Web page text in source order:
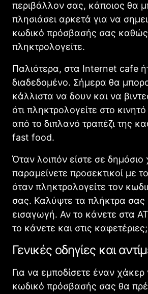
περιβάλλον σας, κάποιος θα
πλησιάσει αρκετά για να
κωδικό πρόσβασής σας καθώς
πληκτρολογείτε.
Παλιότερα, στα Internet cafe
διαδεδομένο. Σήμερα θα
κάλλιστα να δουν και να
ότι πληκτρολογείτε στο
από το διπλανό τραπέζι της
fast food.
Όταν λοιπόν είστε σε
παραμείνετε προσεκτικοί με
όταν πληκτρολογείτε τον
σας. Καλύψτε τα πλήκτρα σας
εισαγωγή. Αν το κάνετε στα
το κάνετε και στις καφετέριες;
Γενικές οδηγίες και
Για να εμποδίσετε έναν χάκερ
κωδικό πρόσβασής σας θα